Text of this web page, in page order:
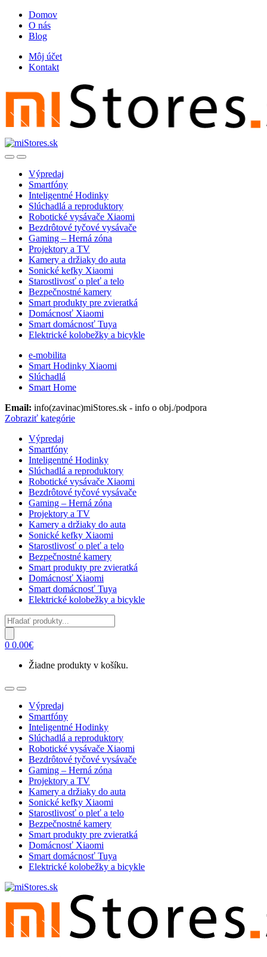
Skip
navigation
Skip
content
Domov
O nás
Blog
Môj účet
Kontakt
OpenClose
Výpredaj
Smartfóny
Inteligentné Hodinky
Slúchadlá a reproduktory
Robotické vysávače Xiaomi
Bezdrôtové tyčové vysávače
Gaming – Herná zóna
Projektory a TV
Kamery a držiaky do auta
Sonické kefky Xiaomi
Starostlivosť o pleť a telo
Bezpečnostné kamery
Smart produkty pre zvieratká
Domácnosť Xiaomi
Smart domácnosť Tuya
Elektrické kolobežky a bicykle
e-mobilita
Smart Hodinky Xiaomi
Slúchadlá
Smart Home
Email: info(zavinac)miStores.sk - info o obj./podpora
Zobraziť kategórie
Výpredaj
Smartfóny
Inteligentné Hodinky
Slúchadlá a reproduktory
Robotické vysávače Xiaomi
Bezdrôtové tyčové vysávače
Gaming – Herná zóna
Projektory a TV
Kamery a držiaky do auta
Sonické kefky Xiaomi
Starostlivosť o pleť a telo
Bezpečnostné kamery
Smart produkty pre zvieratká
Domácnosť Xiaomi
Smart domácnosť Tuya
Elektrické kolobežky a bicykle
Products
search
0 0.00€
Žiadne produkty v košíku.
OpenClose
Výpredaj
Smartfóny
Inteligentné Hodinky
Slúchadlá a reproduktory
Robotické vysávače Xiaomi
Bezdrôtové tyčové vysávače
Gaming – Herná zóna
Projektory a TV
Kamery a držiaky do auta
Sonické kefky Xiaomi
Starostlivosť o pleť a telo
Bezpečnostné kamery
Smart produkty pre zvieratká
Domácnosť Xiaomi
Smart domácnosť Tuya
Elektrické kolobežky a bicykle